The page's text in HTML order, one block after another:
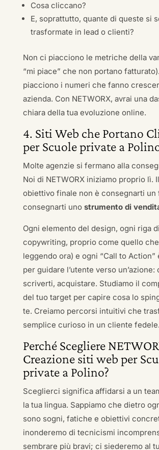
Cosa cliccano?
E, soprattutto, quante di queste si
trasformate in lead o clienti?
Non ci piacciono le metriche della
“mi piace” che non portano
piacciono i numeri che fanno
azienda. Con NETWORX, avrai una
chiara della tua evoluzione online.
4. Siti Web che Portano
per Scuole private a
Molte agenzie si fermano alla
Noi di NETWORX iniziamo proprio lì.
obiettivo finale non è consegnarti un
consegnarti uno strumento di
Ogni elemento del design, ogni riga
copywriting, proprio come quello
leggendo ora) e ogni “Call to Action”
per guidare l’utente verso un’azione:
scriverti, acquistare. Studiamo il
del tuo target per capire cosa lo
te. Creiamo percorsi intuitivi che
semplice curioso in un cliente fedele.
Perché Scegliere
Creazione siti web per
private a Polino?
Sceglierci significa affidarsi a un
la tua lingua. Sappiamo che dietro
sono sogni, fatiche e obiettivi
inonderemo di tecnicismi
sembrare più bravi; ci siederemo al